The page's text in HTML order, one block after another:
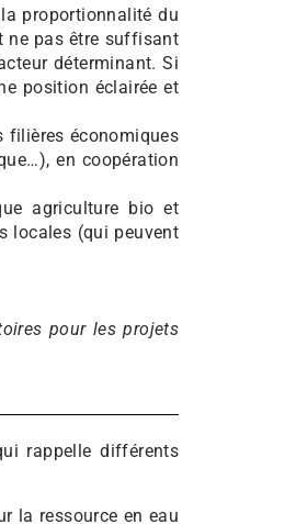
proportionnalité du
ne pas être suffisant
déterminant. Si
position éclairée et
filières économiques
en coopération
agriculture bio et
locales (qui peuvent
pour les projets
rappelle différents
la ressource en eau